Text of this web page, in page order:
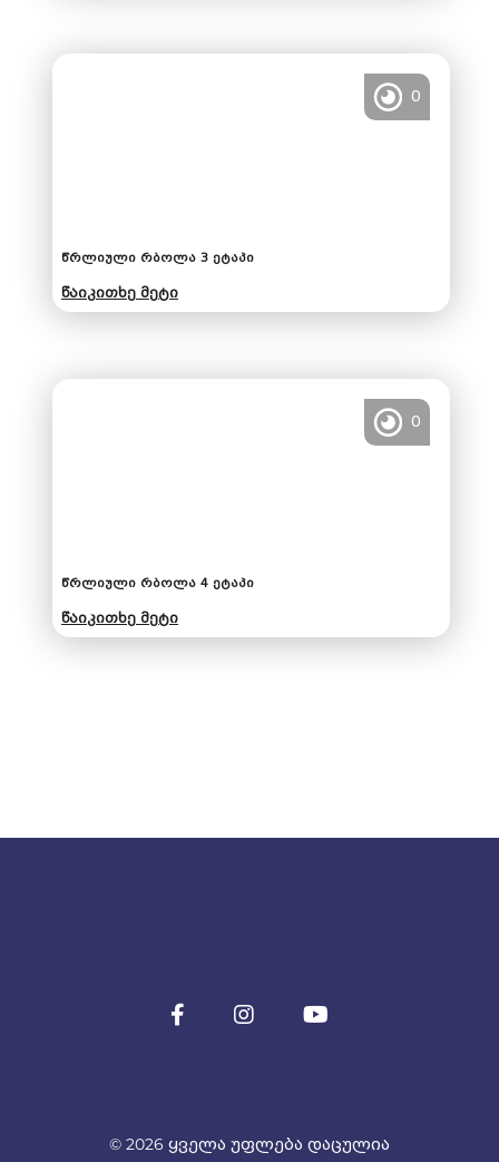
0
წრლიული რბოლა 3 ეტაპი
წაიკითხე მეტი
0
წრლიული რბოლა 4 ეტაპი
წაიკითხე მეტი
© 2026 ყველა უფლება დაცულია